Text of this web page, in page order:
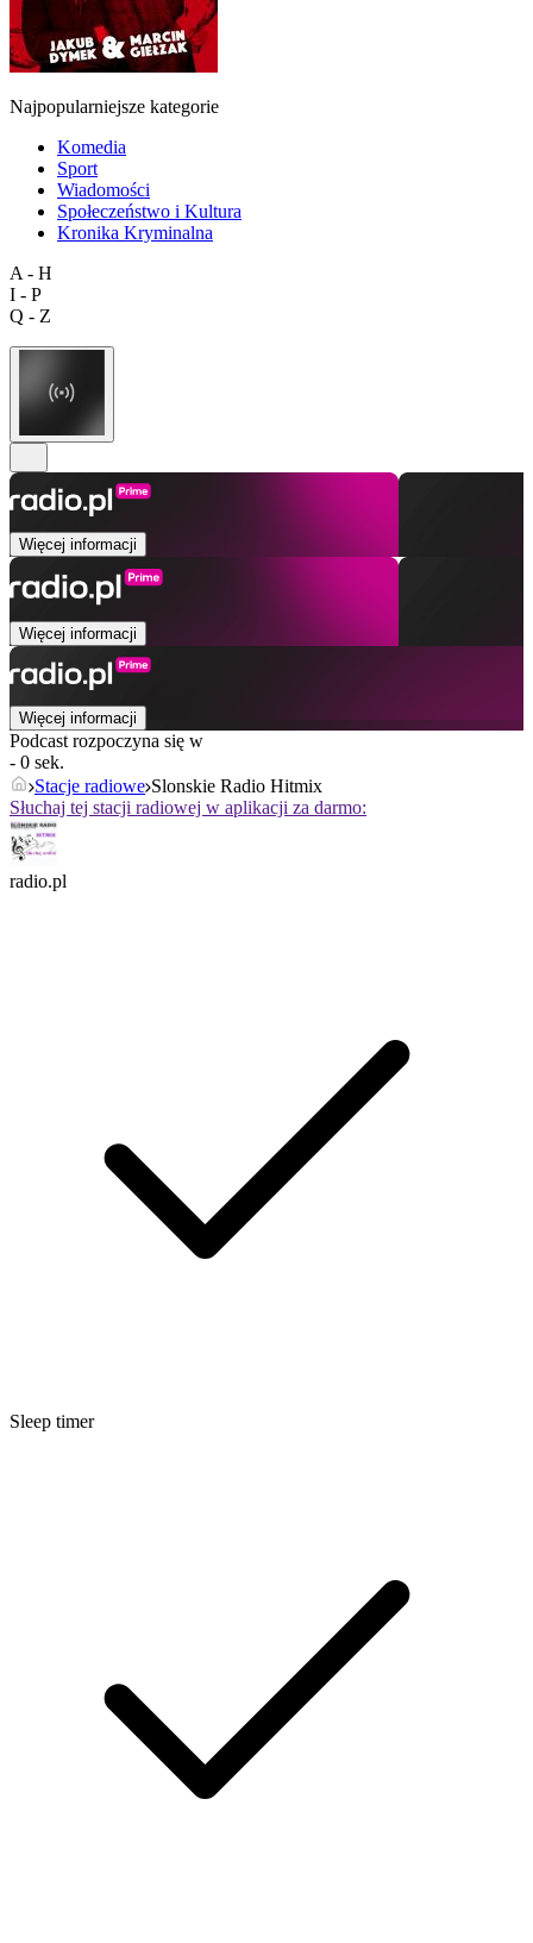
Najpopularniejsze kategorie
Komedia
Sport
Wiadomości
Społeczeństwo i Kultura
Kronika Kryminalna
A - H
I - P
Q - Z
Więcej informacji
Więcej informacji
Więcej informacji
Podcast rozpoczyna się w
- 0 sek.
Stacje radiowe Slonskie Radio Hitmix
Słuchaj tej stacji radiowej w aplikacji za darmo:
radio.pl
Sleep timer